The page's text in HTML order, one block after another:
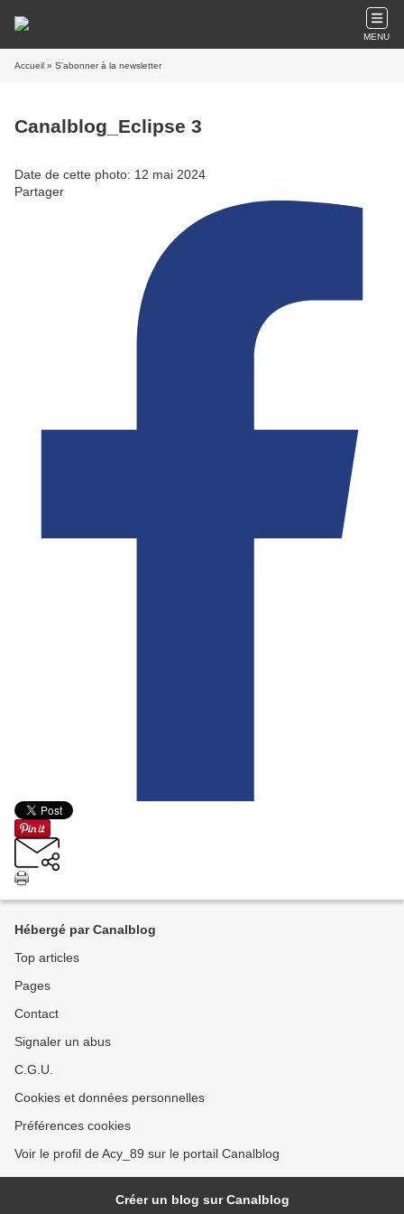
MENU
Accueil » S'abonner à la newsletter
Canalblog_Eclipse 3
Date de cette photo: 12 mai 2024
Partager
Hébergé par Canalblog
Top articles
Pages
Contact
Signaler un abus
C.G.U.
Cookies et données personnelles
Préférences cookies
Voir le profil de Acy_89 sur le portail Canalblog
Créer un blog sur Canalblog